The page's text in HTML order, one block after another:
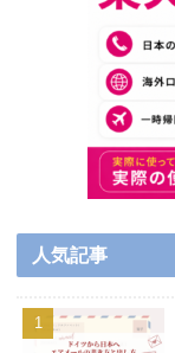
人気記事